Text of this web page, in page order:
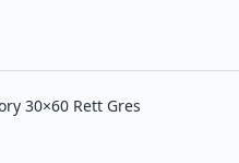
30×60 Rett Gres